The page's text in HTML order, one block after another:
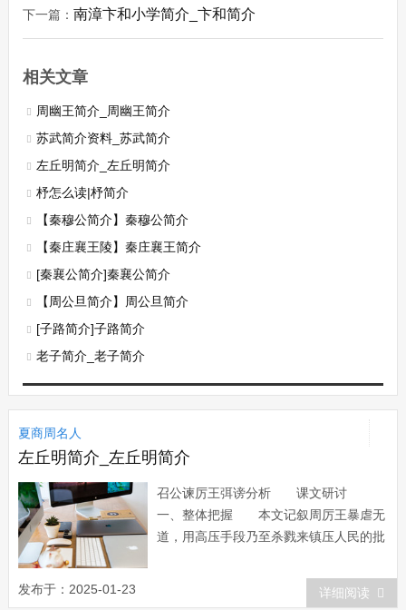
下一篇： 南漳卞和小学简介_卞和简介
相关文章
周幽王简介_周幽王简介
苏武简介资料_苏武简介
左丘明简介_左丘明简介
杼怎么读|杼简介
【秦穆公简介】秦穆公简介
【秦庄襄王陵】秦庄襄王简介
[秦襄公简介]秦襄公简介
【周公旦简介】周公旦简介
[子路简介]子路简介
老子简介_老子简介
夏商周名人
左丘明简介_左丘明简介
召公谏厉王弭谤分析 课文研讨
一、整体把握 本文记叙周厉王暴虐无
道，用高压手段乃至杀戮来镇压人民的批
逐，遭到灭亡的下场。 全文分三
段。 第一段，写厉王弭谤的方法，寥
发布于：2025-01-23 详细阅读